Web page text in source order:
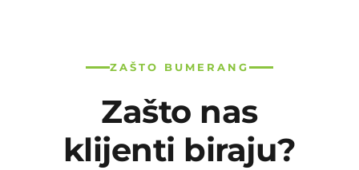
ZAŠTO BUMERANG
Zašto nas
klijenti biraju?